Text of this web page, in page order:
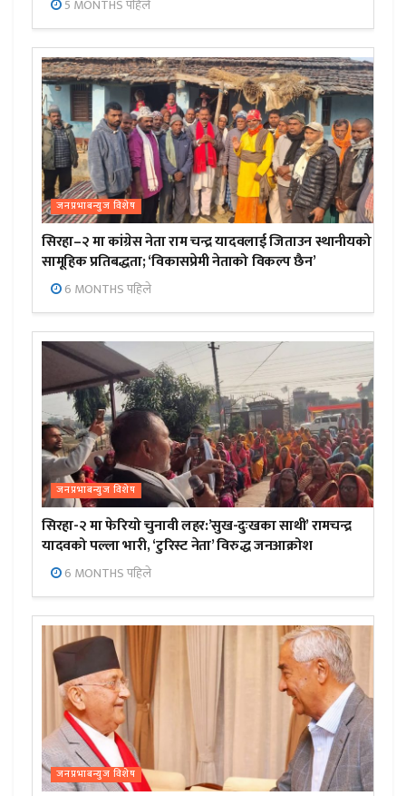
5 MONTHS पहिले
जनप्रभाबन्युज विशेष
सिरहा–२ मा कांग्रेस नेता राम चन्द्र यादवलाई जिताउन स्थानीयको
सामूहिक प्रतिबद्धता; ‘विकासप्रेमी नेताको विकल्प छैन’
6 MONTHS पहिले
जनप्रभाबन्युज विशेष
सिरहा-२ मा फेरियो चुनावी लहर:’सुख-दुःखका साथी’ रामचन्द्र
यादवको पल्ला भारी, ‘टुरिस्ट नेता’ विरुद्ध जनआक्रोश
6 MONTHS पहिले
जनप्रभाबन्युज विशेष